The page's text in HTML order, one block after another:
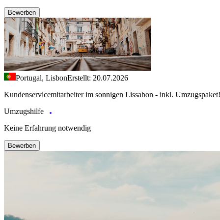
Bewerben
Portugal, LisbonErstellt: 20.07.2026
Kundenservicemitarbeiter im sonnigen Lissabon - inkl. Umzugspaket!
Umzugshilfe
Keine Erfahrung notwendig
Bewerben